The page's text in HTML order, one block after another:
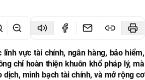
vực tài chính, ngân hàng, bảo hiểm,
chỉ hoàn thiện khuôn khổ pháp lý, mà
minh bạch tài chính, và mở rộng cơ